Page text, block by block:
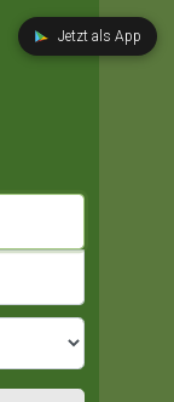
Jetzt als App